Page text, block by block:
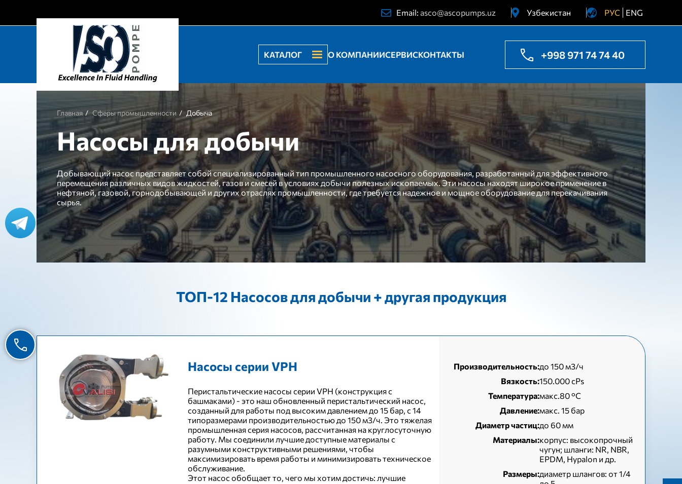
Email: asco@ascopumps.uz
Узбекистан
Украина
РУС ENG
КАТАЛОГ О КОМПАНИИСЕРВИСКОНТАКТЫ +998 971 74 74 40
Главная Сферы промышленности Добыча
Насосы для добычи
Добывающий насос представляет собой специализированный тип промышленного насосного оборудования, разработанный для эффективного
перемещения различных видов жидкостей, газов и смесей в условиях добычи полезных ископаемых. Эти насосы находят широкое применение в
нефтяной, газовой, горнодобывающей и других отраслях промышленности, где требуется надежное и мощное оборудование для перекачивания
сырья.
ТОП-12 Насосов для добычи + другая продукция
Насосы серии VPH
Перистальтические насосы серии VPH (конструкция с
башмаками) - это наш обновленный перистальтический насос,
созданный для работы под высоким давлением до 15 бар, с 14
типоразмерами производительностью до 150 м3/ч. Это тяжелая
промышленная серия насосов, рассчитанная на круглосуточную
работу. Мы соединили лучшие доступные материалы с
разумными конструктивными решениями, чтобы
максимизировать время работы и минимизировать техническое
обслуживание.
Этот насос обобщает то, чего мы хотим достичь: лучшие
Производительность:до 150 м3/ч
Вязкость:150.000 cPs
Температура:макс.80 °C
Давление:макс. 15 бар
Диаметр частиц:до 60 мм
Материалы:корпус: высокопрочный
чугун; шланги: NR, NBR,
EPDM, Hypalon и др.
Размеры:диаметр шлангов: от 1/4